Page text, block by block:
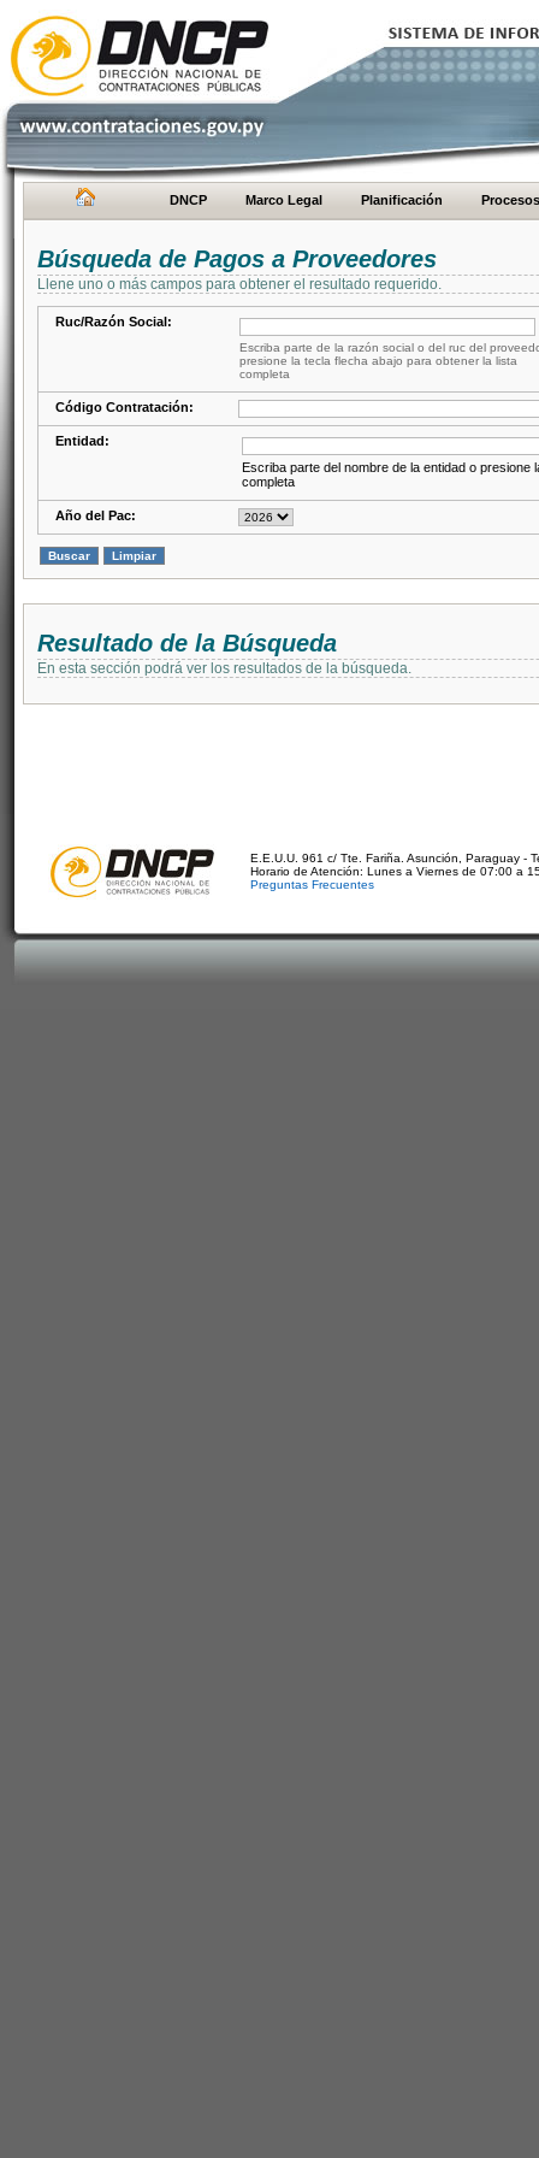
DNCP Marco Legal Planificación Procesos
Búsqueda de Pagos a Proveedores
Llene uno o más campos para obtener el resultado requerido.
Ruc/Razón Social:
Escriba parte de la razón social o del ruc del
presione la tecla flecha abajo para obtener la lista
completa
Código Contratación:
Entidad:
Escriba parte del nombre de la entidad o presione
completa
Año del Pac:
Resultado de la Búsqueda
En esta sección podrá ver los resultados de la búsqueda.
E.E.U.U. 961 c/ Tte. Fariña. Asunción, Paraguay -
Horario de Atención: Lunes a Viernes de 07:00 a
Preguntas Frecuentes